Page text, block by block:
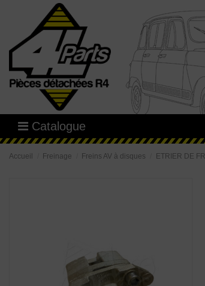
Catalogue
Accueil Freinage Freins AV à disques ETRIER DE